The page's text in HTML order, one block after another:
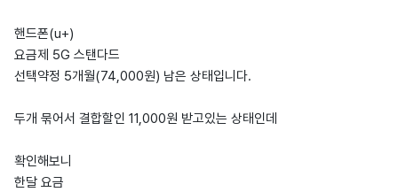
핸드폰(u+)
요금제 5G 스탠다드
선택약정 5개월(74,000원) 남은 상태입니다.
두개 묶어서 결합할인 11,000원 받고있는 상태인데
확인해보니
한달 요금